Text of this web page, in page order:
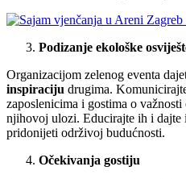
Podizanje ekološke
Organizacijom zelenog eventa
inspiraciju drugima.
zaposlenicima i gostima o
njihovoj ulozi. Educirajte ih i dajte
pridonijeti održivoj budućnosti.
Očekivanja gostiju